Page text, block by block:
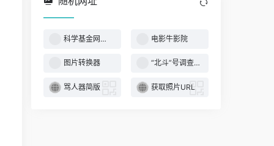
科学基金网络信息 电影牛影院
图片转换器 “北斗”号调查船
骂人器简版 获取照片URL